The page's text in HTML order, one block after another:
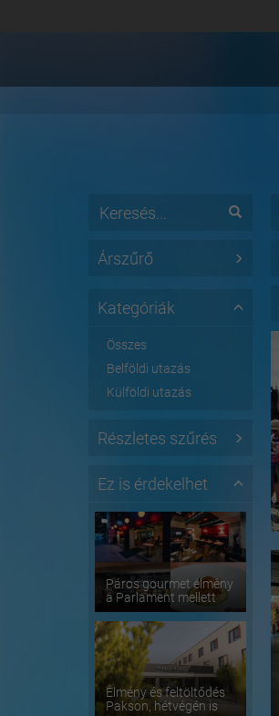
Árszűrő
Kategóriák
Összes
Belföldi utazás
Külföldi utazás
Részletes szűrés
Ez is érdekelhet
Páros gourmet élmény
a Parlament mellett
Élmény és feltöltődés
Pakson, hétvégén is